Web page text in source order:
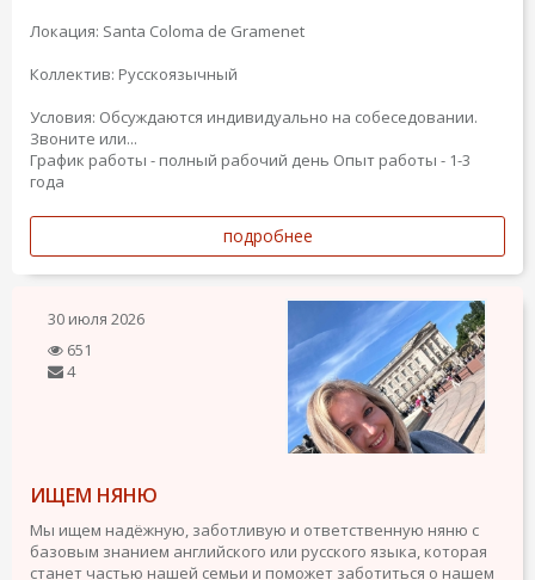
Локация: Santa Coloma de Gramenet
Коллектив: Русскоязычный
Условия: Обсуждаются индивидуально на собеседовании.
Звоните или...
График работы - полный рабочий день Опыт работы - 1-3
года
подробнее
30 июля 2026
651
4
ИЩЕМ НЯНЮ
Мы ищем надёжную, заботливую и ответственную няню с
базовым знанием английского или русского языка, которая
станет частью нашей семьи и поможет заботиться о нашем